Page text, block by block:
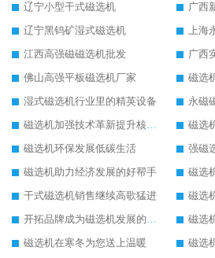
辽宁小型干式磁选机
广西
辽宁黑钨矿湿式磁选机
上海
江西高强磁磁选机批发
广西
佛山高强平板磁选机厂家
磁选
湿式磁选机行业里的精英设备
磁选机加强技术革新提升核心竞争力
磁选
磁选机环保发展低碳生活
强磁
磁选机助力经济发展的好帮手
磁选
干式磁选机销售继续高歌猛进
开拓品牌成为磁选机发展的有效武器
磁选机在寒冬为您送上温暖
磁选